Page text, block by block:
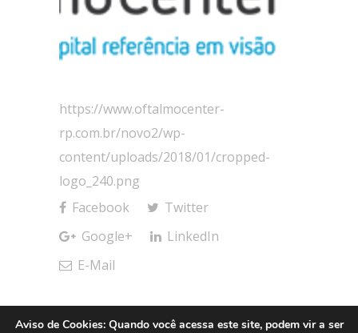
https://www.oftalmocenter-
rp.com.br/novo2/wp-
content/uploads/2018/01/cropped-
logo_240.png
Facebook
Twitter
Google+
LinkedIn
E-Mail
Aviso de Cookies: Quando você acessa este site, podem vir a ser